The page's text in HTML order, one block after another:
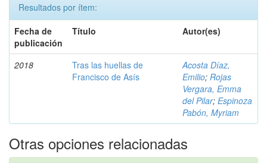
Resultados por ítem:
Fecha de
publicación
Título Autor(es)
2018
Tras las huellas de
Francisco de Asís
Acosta Díaz,
Emilio; Rojas
Vergara, Emma
del Pilar; Espinoza
Pabón, Myriam
Otras opciones relacionadas